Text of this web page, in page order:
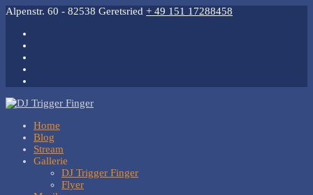
Alpenstr. 60 - 82538 Geretsried + 49 151 17288458
Home
Blog
Stream
Gallerie
DJ Trigger Finger
Flyer